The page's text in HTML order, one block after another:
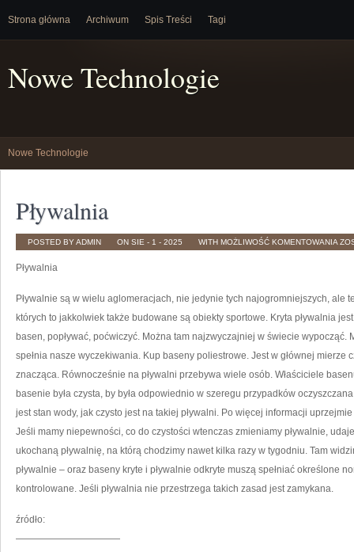
Strona główna Archiwum Spis Treści Tagi
Nowe Technologie
Nowe Technologie
Pływalnia
POSTED BY ADMIN ON SIE - 1 - 2025 WITH MOŻLIWOŚĆ KOMENTOWANIA
Pływalnia
Pływalnie są w wielu aglomeracjach, nie jedynie tych najogromniejszych, ale
których to jakkolwiek także budowane są obiekty sportowe. Kryta pływalnia
basen, popływać, poćwiczyć. Można tam najzwyczajniej w świecie wypocząć.
spełnia nasze wyczekiwania. Kup baseny poliestrowe. Jest w głównej
znacząca. Równocześnie na pływalni przebywa wiele osób. Właściciele
basenie była czysta, by była odpowiednio w szeregu przypadków
jest stan wody, jak czysto jest na takiej pływalni. Po więcej informacji
Jeśli mamy niepewności, co do czystości wtenczas zmieniamy pływalnie,
ukochaną pływalnię, na którą chodzimy nawet kilka razy w tygodniu. Tam
pływalnie – oraz baseny kryte i pływalnie odkryte muszą spełniać określone
kontrolowane. Jeśli pływalnia nie przestrzega takich zasad jest zamykana.
źródło:
———————————